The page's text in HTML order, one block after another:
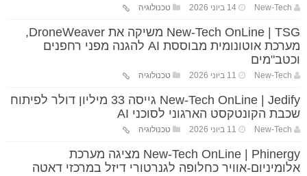
New-Tech 14 ביוני 2026 טכנולוגיה
New-Tech OnLine | TSG משיקה את DroneWeaver,
מערכת אוטונומית מבוססת AI להגנה מפני רחפנים
וכטב"מים
New-Tech 11 ביוני 2026 טכנולוגיה
New-Tech OnLine | Jedify גייסה 33 מיליון דולר לפיתוח
שכבת הקונטקסט הארגוני לסוכני AI
New-Tech 11 ביוני 2026 טכנולוגיה
New-Tech OnLine | Phinergy מציגה מערכת
אלומיניום-אוויר כחלופה לגנרטורי דיזל במרכזי דאטה